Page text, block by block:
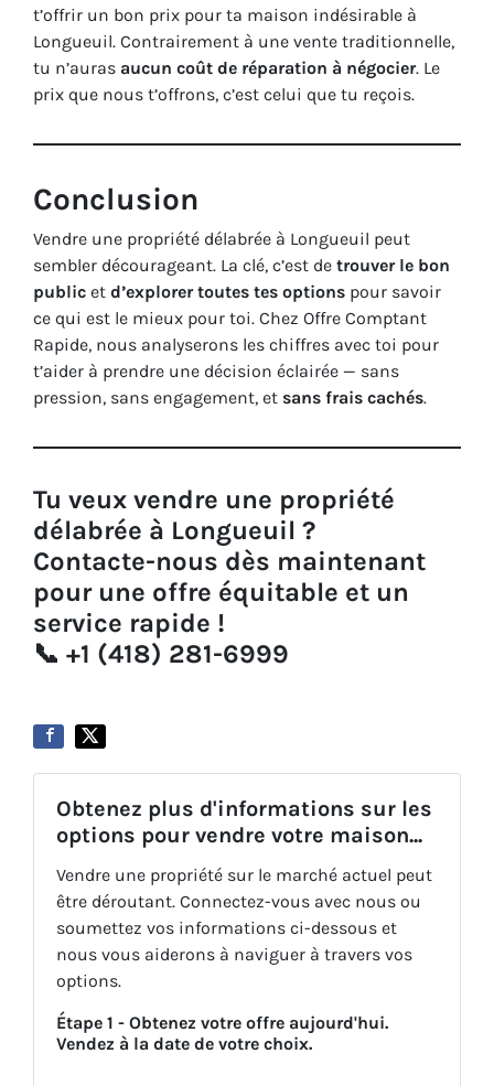
t’offrir un bon prix pour ta maison indésirable à
Longueuil. Contrairement à une vente traditionnelle,
tu n’auras aucun coût de réparation à négocier. Le
prix que nous t’offrons, c’est celui que tu reçois.
Conclusion
Vendre une propriété délabrée à Longueuil peut
sembler décourageant. La clé, c’est de trouver le bon
public et d’explorer toutes tes options pour savoir
ce qui est le mieux pour toi. Chez Offre Comptant
Rapide, nous analyserons les chiffres avec toi pour
t’aider à prendre une décision éclairée — sans
pression, sans engagement, et sans frais cachés.
Tu veux vendre une propriété
délabrée à Longueuil ?
Contacte-nous dès maintenant
pour une offre équitable et un
service rapide !
📞 +1 (418) 281-6999
Obtenez plus d'informations sur les
options pour vendre votre maison...
Vendre une propriété sur le marché actuel peut
être déroutant. Connectez-vous avec nous ou
soumettez vos informations ci-dessous et
nous vous aiderons à naviguer à travers vos
options.
Étape 1 - Obtenez votre offre aujourd'hui.
Vendez à la date de votre choix.